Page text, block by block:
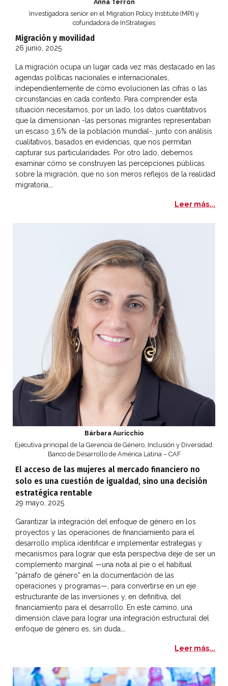
Anna Terrón
Investigadora senior en el Migration Policy Institute (MPI) y
cofundadora de InStrategies
Migración y movilidad
26 junio, 2025
La migración ocupa un lugar cada vez más destacado en las
agendas políticas nacionales e internacionales,
independientemente de cómo evolucionen las cifras o las
circunstancias en cada contexto. Para comprender esta
situación necesitamos, por un lado, los datos cuantitativos
que la dimensionan -las personas migrantes representaban
un escaso 3,6% de la población mundial-, junto con análisis
cualitativos, basados en evidencias, que nos permitan
capturar sus particularidades. Por otro lado, debemos
examinar cómo se construyen las percepciones públicas
sobre la migración, que no son meros reflejos de la realidad
migratoria,…
Leer más...
El acceso de las mujeres al mercado financiero no solo
Bárbara Auricchio
Ejecutiva principal de la Gerencia de Género, Inclusión y Diversidad.
Banco de Desarrollo de América Latina – CAF
El acceso de las mujeres al mercado financiero no
solo es una cuestión de igualdad, sino una decisión
estratégica rentable
29 mayo, 2025
Garantizar la integración del enfoque de género en los
proyectos y las operaciones de financiamiento para el
desarrollo implica identificar e implementar estrategias y
mecanismos para lograr que esta perspectiva deje de ser un
complemento marginal —una nota al pie o el habitual
“párrafo de género” en la documentación de las
operaciones y programas—, para convertirse en un eje
estructurante de las inversiones y, en definitiva, del
financiamiento para el desarrollo. En este camino, una
dimensión clave para lograr una integración estructural del
enfoque de género es, sin duda,…
Leer más...
El financiamiento para el desarrollo desde una